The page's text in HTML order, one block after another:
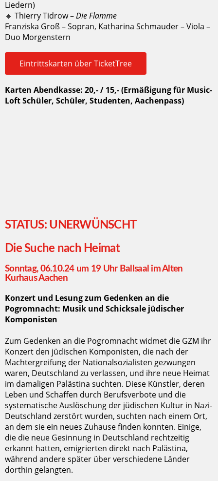
Liedern)
🔸 Thierry Tidrow –Die Flamme
Franziska Groß – Sopran, Katharina Schmauder – Viola –
Duo Morgenstern
Eintrittskarten über TicketTree
Karten Abendkasse: 20,- / 15,- (Ermäßigung für Music-
Loft Schüler, Schüler, Studenten, Aachenpass)
STATUS: UNERWÜNSCHT
Die Suche nach Heimat
Sonntag, 06.10.24 um 19 Uhr Ballsaal im Alten
Kurhaus Aachen
Konzert und Lesung zum Gedenken an die
Pogromnacht: Musik und Schicksale jüdischer
Komponisten
Zum Gedenken an die Pogromnacht widmet die GZM ihr
Konzert den jüdischen Komponisten, die nach der
Machtergreifung der Nationalsozialisten gezwungen
waren, Deutschland zu verlassen, und ihre neue Heimat
im damaligen Palästina suchten. Diese Künstler, deren
Leben und Schaffen durch Berufsverbote und die
systematische Auslöschung der jüdischen Kultur in Nazi-
Deutschland zerstört wurden, suchten nach einem Ort,
an dem sie ein neues Zuhause finden konnten. Einige,
die die neue Gesinnung in Deutschland rechtzeitig
erkannt hatten, emigrierten direkt nach Palästina,
während andere später über verschiedene Länder
dorthin gelangten.